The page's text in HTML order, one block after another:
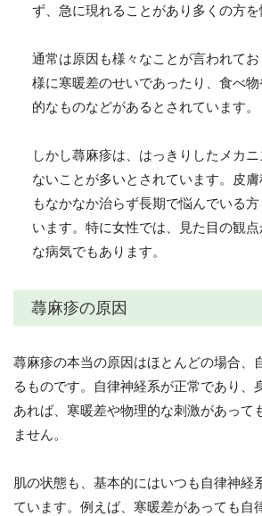
ず、急に現れることがあり多くの方を
通常は原因も様々なことが言われて
様に寒暖差のせいであったり、食べ
的なものなどがあるとされています。
しかし蕁麻疹は、はっきりしたメカ
ないことが多いとされています。皮
もなかなか治らず長期で悩んでいる
います。特に女性では、見た目の観
な病気でもあります。
蕁麻疹の原因
蕁麻疹の本当の原因はほとんどの場合、
るものです。自律神経系が正常であり、
あれば、寒暖差や物理的な刺激があって
ません。
肌の状態も、基本的にはいつも自律神経
ています。例えば、寒暖差があっても自